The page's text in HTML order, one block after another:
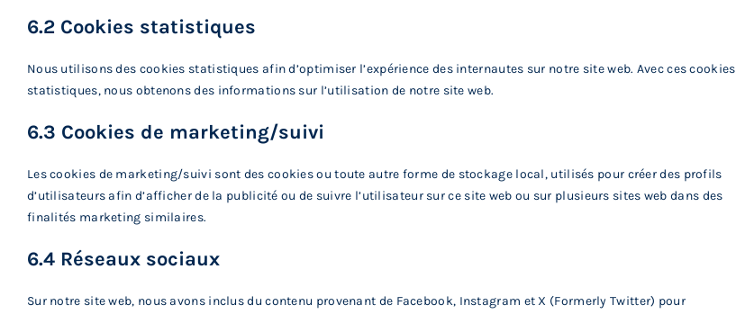
6.2 Cookies statistiques
Nous utilisons des cookies statistiques afin d’optimiser l’expérience des internautes sur notre site web. Avec ces cookies
statistiques, nous obtenons des informations sur l’utilisation de notre site web.
6.3 Cookies de marketing/suivi
Les cookies de marketing/suivi sont des cookies ou toute autre forme de stockage local, utilisés pour créer des profils
d’utilisateurs afin d’afficher de la publicité ou de suivre l’utilisateur sur ce site web ou sur plusieurs sites web dans des
finalités marketing similaires.
6.4 Réseaux sociaux
Sur notre site web, nous avons inclus du contenu provenant de Facebook, Instagram et X (Formerly Twitter) pour